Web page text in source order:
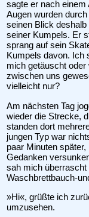
sagte er nach
Augen wurden
seinen Blick
seiner Kumpels. Er
sprang auf sein
Kumpels davon. Ich
mich getäuscht
zwischen uns
vielleicht nur?
Am nächsten Tag
wieder die Strecke,
standen dort
jungen Typ war
paar Minuten
Gedanken
sah mich überrascht
Waschbrettbauch-
»Hi«, grüßte ich
umzusehen.